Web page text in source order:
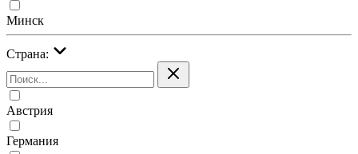
Минск
Страна:
Австрия
Германия